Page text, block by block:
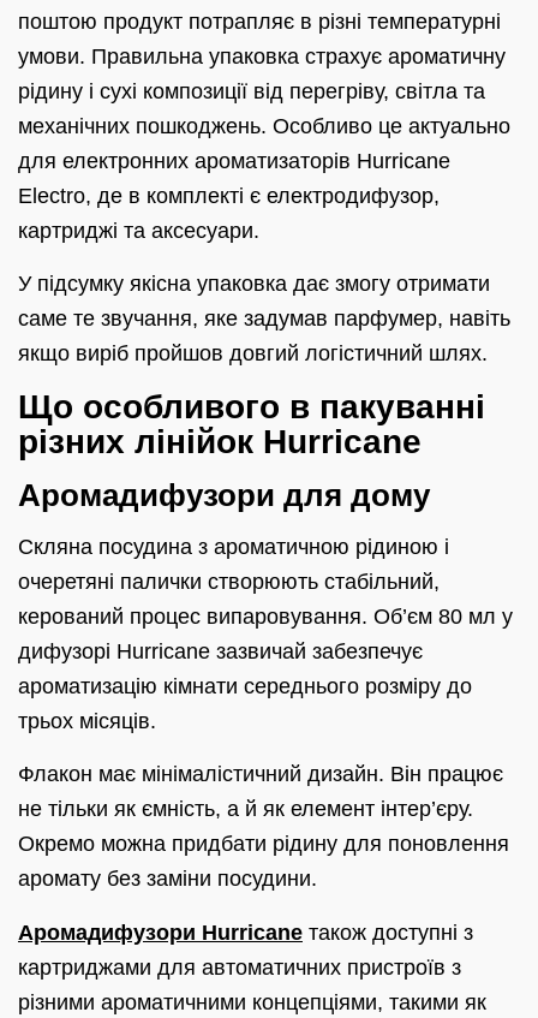
поштою продукт потрапляє в різні температурні
умови. Правильна упаковка страхує ароматичну
рідину і сухі композиції від перегріву, світла та
механічних пошкоджень. Особливо це актуально
для електронних ароматизаторів Hurricane
Electro, де в комплекті є електродифузор,
картриджі та аксесуари.
У підсумку якісна упаковка дає змогу отримати
саме те звучання, яке задумав парфумер, навіть
якщо виріб пройшов довгий логістичний шлях.
Що особливого в пакуванні
різних лінійок Hurricane
Аромадифузори для дому
Скляна посудина з ароматичною рідиною і
очеретяні палички створюють стабільний,
керований процес випаровування. Об’єм 80 мл у
дифузорі Hurricane зазвичай забезпечує
ароматизацію кімнати середнього розміру до
трьох місяців.
Флакон має мінімалістичний дизайн. Він працює
не тільки як ємність, а й як елемент інтер’єру.
Окремо можна придбати рідину для поновлення
аромату без заміни посудини.
Аромадифузори Hurricane також доступні з
картриджами для автоматичних пристроїв з
різними ароматичними концепціями, такими як